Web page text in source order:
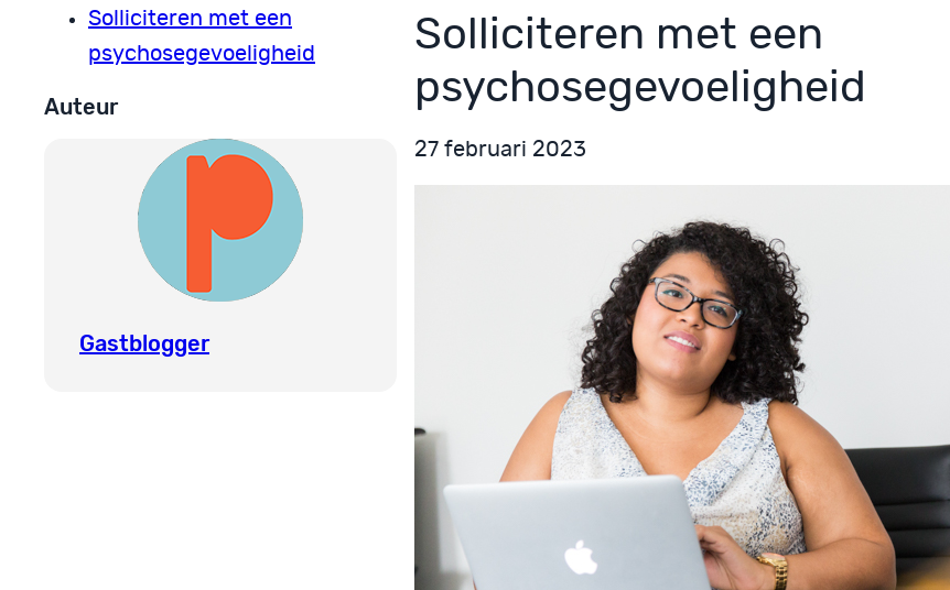
Solliciteren met een
psychosegevoeligheid
Auteur
Gastblogger
Solliciteren met een
psychosegevoeligheid
27 februari 2023